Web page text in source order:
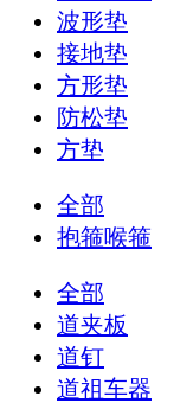
波形垫
接地垫
方形垫
防松垫
方垫
全部
抱箍喉箍
全部
道夹板
道钉
道祖车器